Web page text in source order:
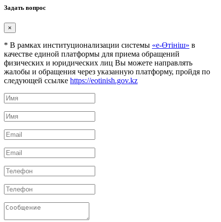
Задать вопрос
×
* В рамках институционализации системы «е-Өтініш» в
качестве единой платформы для приема обращений
физических и юридических лиц Вы можете направлять
жалобы и обращения через указанную платформу, пройдя по
следующей ссылке https://eotinish.gov.kz